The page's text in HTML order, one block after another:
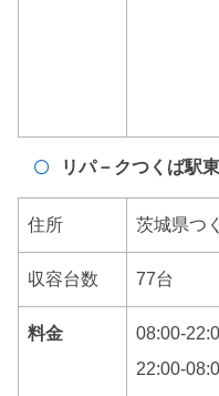
リパ－クつくば駅
住所 茨城県つ
収容台数 77台
料金
08:00-
22:00-